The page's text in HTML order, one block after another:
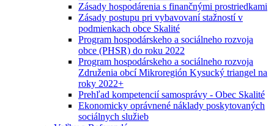
Zásady hospodárenia s finančnými prostriedkami
Zásady postupu pri vybavovaní stažností v
podmienkach obce Skalité
Program hospodárskeho a sociálneho rozvoja
obce (PHSR) do roku 2022
Program hospodárskeho a sociálneho rozvoja
Združenia obcí Mikroregión Kysucký triangel na
roky 2022+
Prehľad kompetencií samosprávy - Obec Skalité
Ekonomicky oprávnené náklady poskytovaných
sociálnych služieb